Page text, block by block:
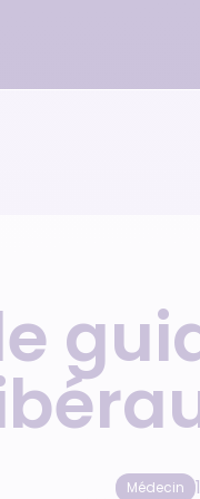
Cabinet
Formation
Nous rejoindre
Parrainage
Médecin